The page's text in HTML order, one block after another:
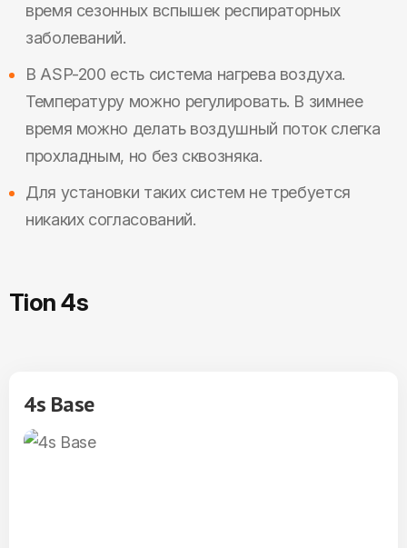
время сезонных вспышек респираторных
заболеваний.
В ASP-200 есть система нагрева воздуха.
Температуру можно регулировать. В зимнее
время можно делать воздушный поток слегка
прохладным, но без сквозняка.
Для установки таких систем не требуется
никаких согласований.
Tion 4s
4s Base